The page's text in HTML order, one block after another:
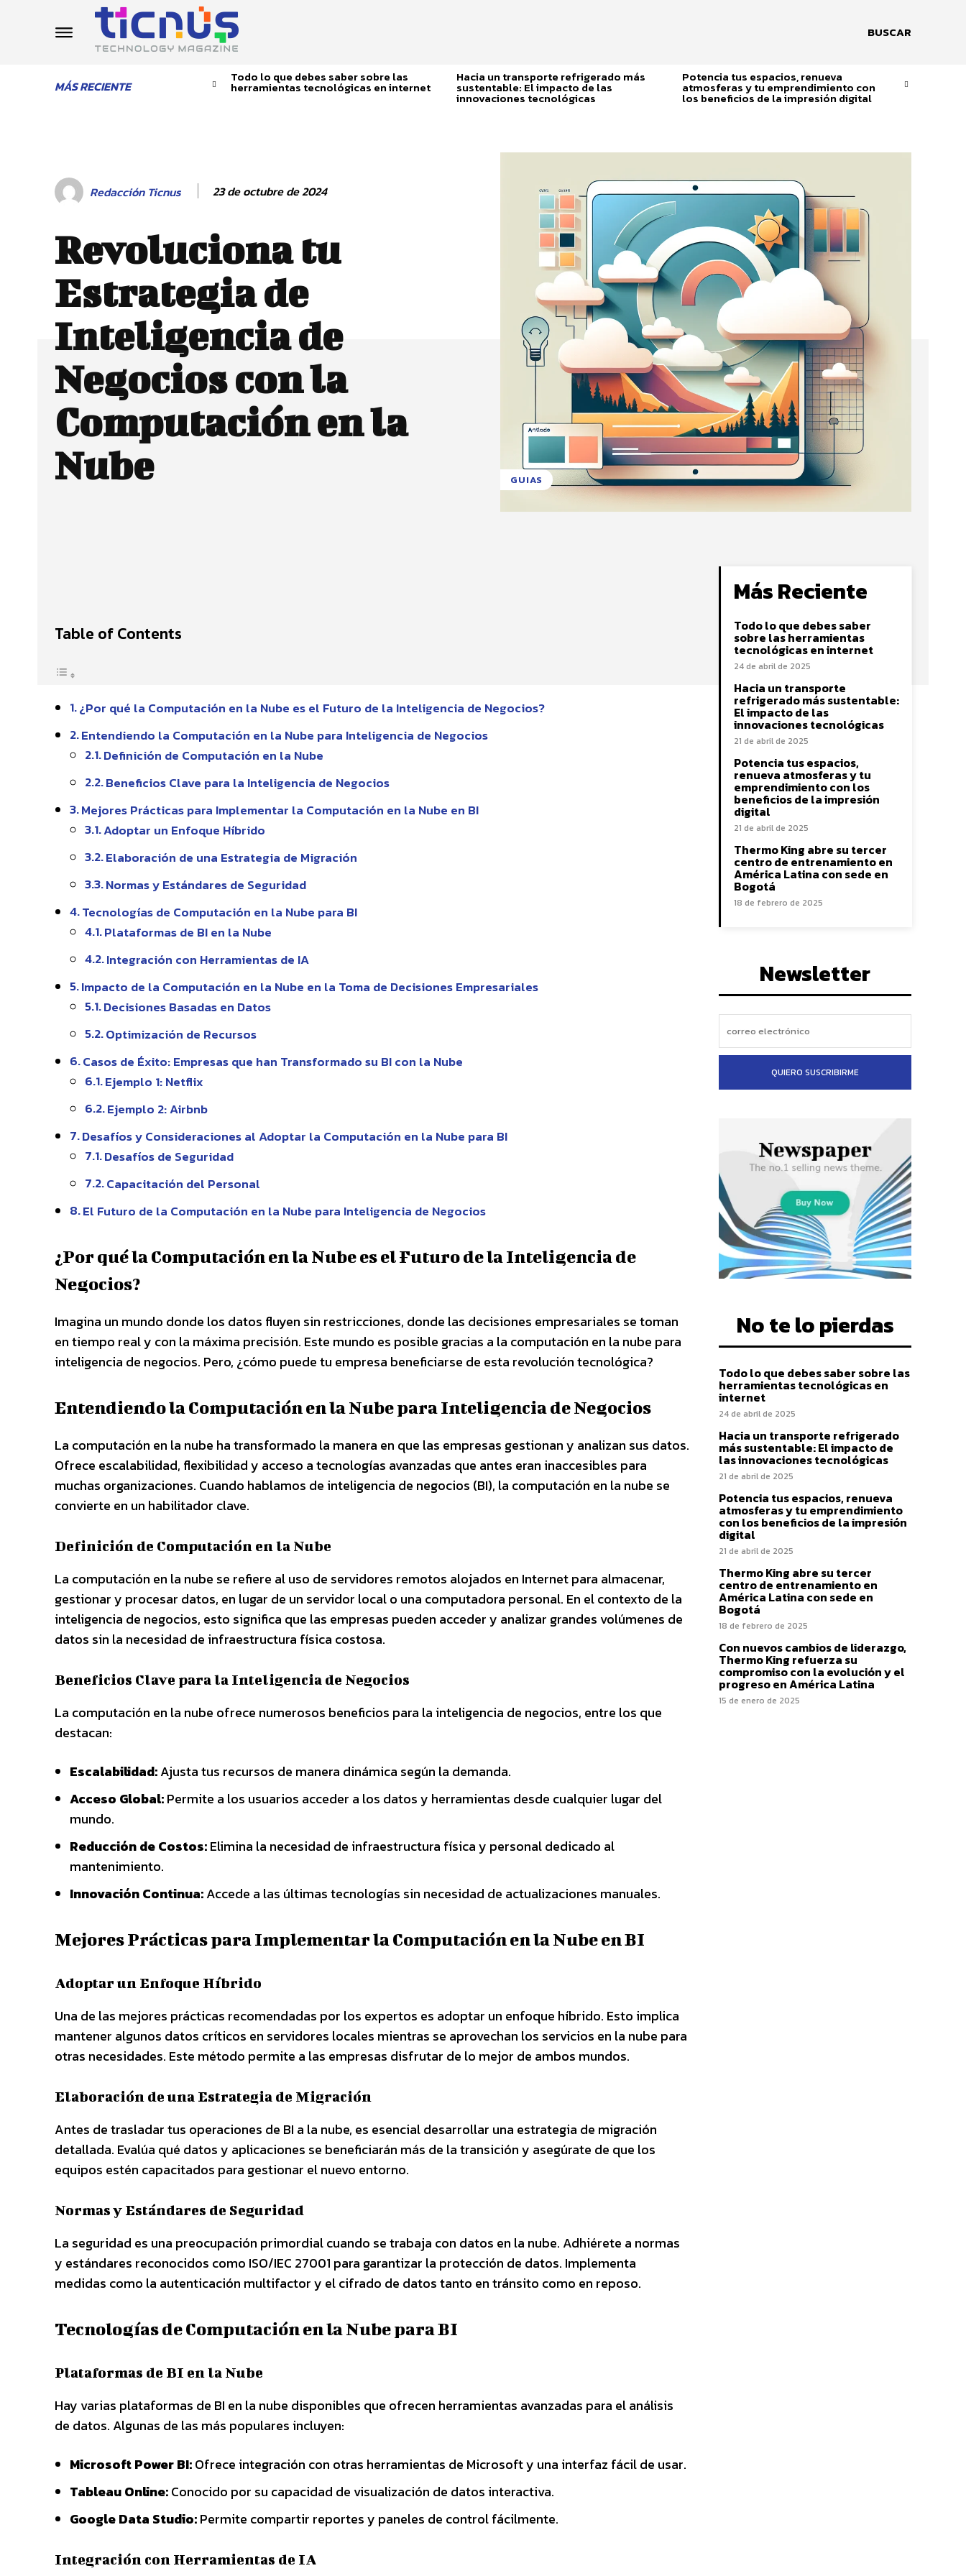
BUSCAR
MÁS RECIENTE
Todo lo que debes saber sobre las
herramientas tecnológicas en internet
Hacia un transporte refrigerado más
sustentable: El impacto de las
innovaciones tecnológicas
Potencia tus espacios, renueva
atmosferas y tu emprendimiento con
los beneficios de la impresión digital
Redacción Ticnus 23 de octubre de 2024
Revoluciona tu
Estrategia de
Inteligencia de
Negocios con la
Computación en la
Nube
GUIAS
Table of Contents
¿Por qué la Computación en la Nube es el Futuro de la Inteligencia de Negocios?
Entendiendo la Computación en la Nube para Inteligencia de Negocios
Definición de Computación en la Nube
Beneficios Clave para la Inteligencia de Negocios
Mejores Prácticas para Implementar la Computación en la Nube en BI
Adoptar un Enfoque Híbrido
Elaboración de una Estrategia de Migración
Normas y Estándares de Seguridad
Tecnologías de Computación en la Nube para BI
Plataformas de BI en la Nube
Integración con Herramientas de IA
Impacto de la Computación en la Nube en la Toma de Decisiones Empresariales
Decisiones Basadas en Datos
Optimización de Recursos
Casos de Éxito: Empresas que han Transformado su BI con la Nube
Ejemplo 1: Netflix
Ejemplo 2: Airbnb
Desafíos y Consideraciones al Adoptar la Computación en la Nube para BI
Desafíos de Seguridad
Capacitación del Personal
El Futuro de la Computación en la Nube para Inteligencia de Negocios
¿Por qué la Computación en la Nube es el Futuro de la Inteligencia de
Negocios?
Imagina un mundo donde los datos fluyen sin restricciones, donde las decisiones empresariales se toman
en tiempo real y con la máxima precisión. Este mundo es posible gracias a la computación en la nube para
inteligencia de negocios. Pero, ¿cómo puede tu empresa beneficiarse de esta revolución tecnológica?
Entendiendo la Computación en la Nube para Inteligencia de Negocios
La computación en la nube ha transformado la manera en que las empresas gestionan y analizan sus datos.
Ofrece escalabilidad, flexibilidad y acceso a tecnologías avanzadas que antes eran inaccesibles para
muchas organizaciones. Cuando hablamos de inteligencia de negocios (BI), la computación en la nube se
convierte en un habilitador clave.
Definición de Computación en la Nube
La computación en la nube se refiere al uso de servidores remotos alojados en Internet para almacenar,
gestionar y procesar datos, en lugar de un servidor local o una computadora personal. En el contexto de la
inteligencia de negocios, esto significa que las empresas pueden acceder y analizar grandes volúmenes de
datos sin la necesidad de infraestructura física costosa.
Beneficios Clave para la Inteligencia de Negocios
La computación en la nube ofrece numerosos beneficios para la inteligencia de negocios, entre los que
destacan:
Escalabilidad:Ajusta tus recursos de manera dinámica según la demanda.
Acceso Global:Permite a los usuarios acceder a los datos y herramientas desde cualquier lugar del
mundo.
Reducción de Costos:Elimina la necesidad de infraestructura física y personal dedicado al
mantenimiento.
Innovación Continua:Accede a las últimas tecnologías sin necesidad de actualizaciones manuales.
Mejores Prácticas para Implementar la Computación en la Nube en BI
Adoptar un Enfoque Híbrido
Una de las mejores prácticas recomendadas por los expertos es adoptar un enfoque híbrido. Esto implica
mantener algunos datos críticos en servidores locales mientras se aprovechan los servicios en la nube para
otras necesidades. Este método permite a las empresas disfrutar de lo mejor de ambos mundos.
Elaboración de una Estrategia de Migración
Antes de trasladar tus operaciones de BI a la nube, es esencial desarrollar una estrategia de migración
detallada. Evalúa qué datos y aplicaciones se beneficiarán más de la transición y asegúrate de que los
equipos estén capacitados para gestionar el nuevo entorno.
Normas y Estándares de Seguridad
La seguridad es una preocupación primordial cuando se trabaja con datos en la nube. Adhiérete a normas
y estándares reconocidos como ISO/IEC 27001 para garantizar la protección de datos. Implementa
medidas como la autenticación multifactor y el cifrado de datos tanto en tránsito como en reposo.
Tecnologías de Computación en la Nube para BI
Plataformas de BI en la Nube
Hay varias plataformas de BI en la nube disponibles que ofrecen herramientas avanzadas para el análisis
de datos. Algunas de las más populares incluyen:
Microsoft Power BI:Ofrece integración con otras herramientas de Microsoft y una interfaz fácil de usar.
Tableau Online:Conocido por su capacidad de visualización de datos interactiva.
Google Data Studio:Permite compartir reportes y paneles de control fácilmente.
Integración con Herramientas de IA
Más Reciente
Todo lo que debes saber
sobre las herramientas
tecnológicas en internet
24 de abril de 2025
Hacia un transporte
refrigerado más sustentable:
El impacto de las
innovaciones tecnológicas
21 de abril de 2025
Potencia tus espacios,
renueva atmosferas y tu
emprendimiento con los
beneficios de la impresión
digital
21 de abril de 2025
Thermo King abre su tercer
centro de entrenamiento en
América Latina con sede en
Bogotá
18 de febrero de 2025
Newsletter
QUIERO SUSCRIBIRME
No te lo pierdas
Todo lo que debes saber sobre las
herramientas tecnológicas en
internet
24 de abril de 2025
Hacia un transporte refrigerado
más sustentable: El impacto de
las innovaciones tecnológicas
21 de abril de 2025
Potencia tus espacios, renueva
atmosferas y tu emprendimiento
con los beneficios de la impresión
digital
21 de abril de 2025
Thermo King abre su tercer
centro de entrenamiento en
América Latina con sede en
Bogotá
18 de febrero de 2025
Con nuevos cambios de liderazgo,
Thermo King refuerza su
compromiso con la evolución y el
progreso en América Latina
15 de enero de 2025